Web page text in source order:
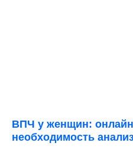
ВПЧ у женщин:
необходимость